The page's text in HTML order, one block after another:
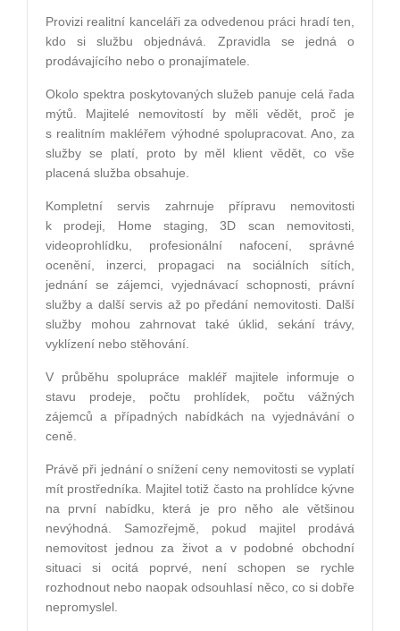
Provizi realitní kanceláři za odvedenou práci hradí ten,
kdo si službu objednává. Zpravidla se jedná o
prodávajícího nebo o pronajímatele.
Okolo spektra poskytovaných služeb panuje celá řada
mýtů. Majitelé nemovitostí by měli vědět, proč je
s realitním makléřem výhodné spolupracovat. Ano, za
služby se platí, proto by měl klient vědět, co vše
placená služba obsahuje.
Kompletní servis zahrnuje přípravu nemovitosti
k prodeji, Home staging, 3D scan nemovitosti,
videoprohlídku, profesionální nafocení, správné
ocenění, inzerci, propagaci na sociálních sítích,
jednání se zájemci, vyjednávací schopnosti, právní
služby a další servis až po předání nemovitosti. Další
služby mohou zahrnovat také úklid, sekání trávy,
vyklízení nebo stěhování.
V průběhu spolupráce makléř majitele informuje o
stavu prodeje, počtu prohlídek, počtu vážných
zájemců a případných nabídkách na vyjednávání o
ceně.
Právě při jednání o snížení ceny nemovitosti se vyplatí
mít prostředníka. Majitel totiž často na prohlídce kývne
na první nabídku, která je pro něho ale většinou
nevýhodná. Samozřejmě, pokud majitel prodává
nemovitost jednou za život a v podobné obchodní
situaci si ocitá poprvé, není schopen se rychle
rozhodnout nebo naopak odsouhlasí něco, co si dobře
nepromyslel.